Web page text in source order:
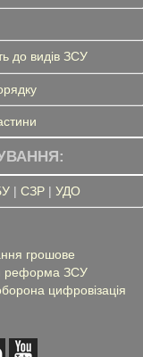
до видів ЗСУ
| СЗР| УДО
грошове
реформа ЗСУ
цифровізація